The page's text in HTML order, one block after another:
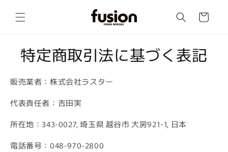
ンツに
進む
ー
特定商取引法に基づく表記
販売業者：株式会社ラスター
代表責任者：吉田実
所在地：343-0027, 埼玉県 越谷市 大房921-1, 日本
電話番号： 048-970-2800